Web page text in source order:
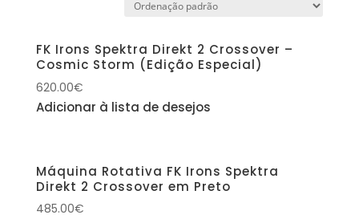
FK Irons Spektra Direkt 2 Crossover –
Cosmic Storm (Edição Especial)
620.00€
Adicionar à lista de desejos
Máquina Rotativa FK Irons Spektra
Direkt 2 Crossover em Preto
485.00€